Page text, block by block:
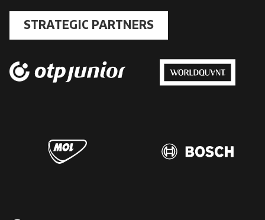
STRATEGIC PARTNERS